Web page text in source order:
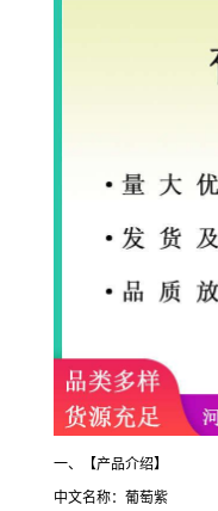
一、【产品介绍】
中文名称：葡萄紫